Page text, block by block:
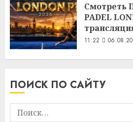
Смотреть
PADEL
11:22
ПОИСК ПО САЙТУ
Найти: